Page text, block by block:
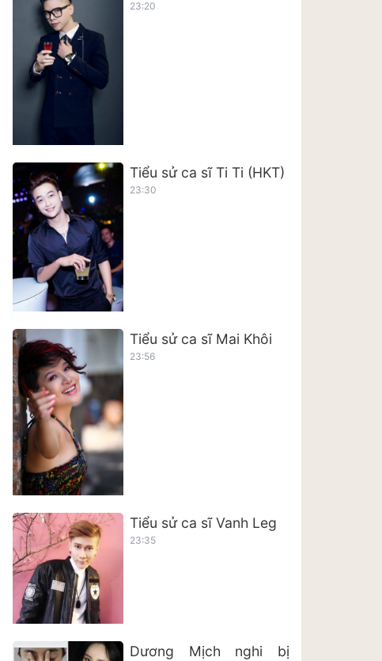
23:20
Tiểu sử ca sĩ Ti Ti (HKT)
23:30
Tiểu sử ca sĩ Mai Khôi
23:56
Tiểu sử ca sĩ Vanh Leg
23:35
Dương Mịch nghi bị